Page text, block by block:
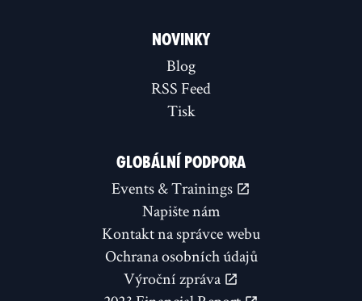
NOVINKY
Blog
RSS Feed
Tisk
GLOBÁLNÍ PODPORA
Events & Trainings
Napište nám
Kontakt na správce webu
Ochrana osobních údajů
Výroční zpráva